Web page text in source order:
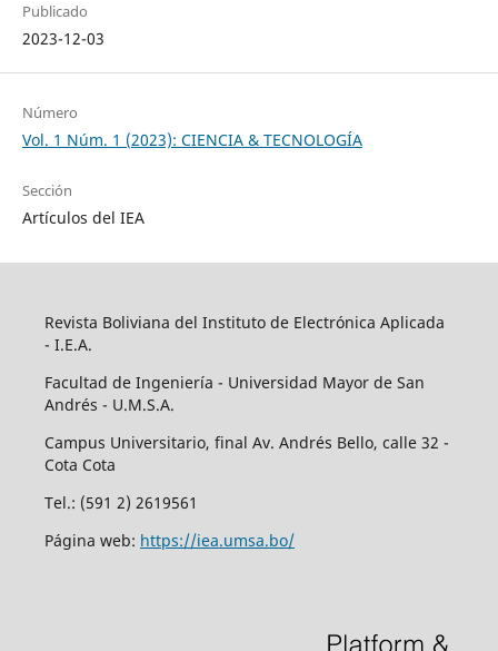
Publicado
2023-12-03
Número
Vol. 1 Núm. 1 (2023): CIENCIA & TECNOLOGÍA
Sección
Artículos del IEA
Revista Boliviana del Instituto de Electrónica Aplicada
- I.E.A.
Facultad de Ingeniería - Universidad Mayor de San
Andrés - U.M.S.A.
Campus Universitario, final Av. Andrés Bello, calle 32 -
Cota Cota
Tel.: (591 2) 2619561
Página web: https://iea.umsa.bo/